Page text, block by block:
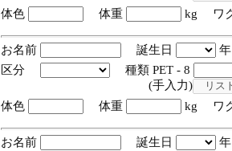
体色
体重 kg ワ
お名前 誕生日
区分
種類 PET - 8
(手入力)
体色
体重 kg ワ
お名前 誕生日